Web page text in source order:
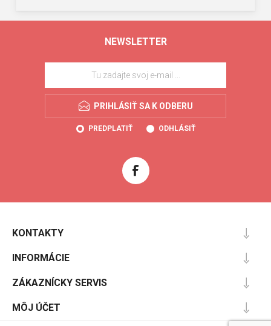
NEWSLETTER
PRIHLÁSIŤ SA K ODBERU
PREDPLATIŤ ODHLÁSIŤ
KONTAKTY
INFORMÁCIE
ZÁKAZNÍCKY SERVIS
MÔJ ÚČET